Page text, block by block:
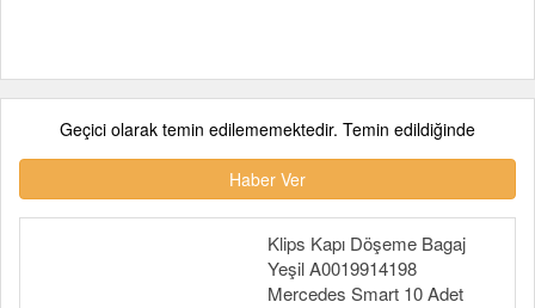
Geçici olarak temin edilememektedir. Temin edildiğinde
Haber Ver
Klips Kapı Döşeme Bagaj
Yeşil A0019914198
Mercedes Smart 10 Adet